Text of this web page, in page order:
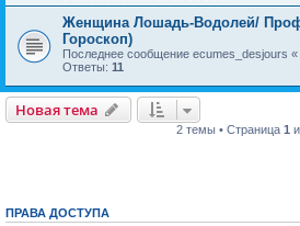
Женщина Лошадь-Водолей/
Гороскоп)
Последнее сообщение ecumes_desjours «
Ответы: 11
Новая тема
2 темы • Страница 1
ПРАВА ДОСТУПА